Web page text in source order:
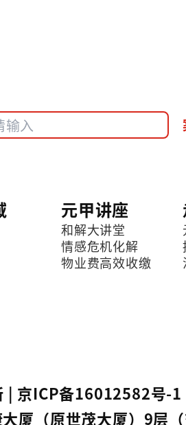
元甲讲座
和解大讲堂
情感危机化解
物业费高效收缴
| 京ICP备16012582号-1
厦（原世茂大厦）9层